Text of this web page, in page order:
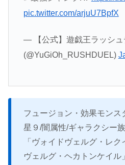
pic.twitter.com/arjuU7BpfX
— 【公式】遊戯王ラッシュ
(@YuGiOh_RUSHDUEL)
フュージョン・効果モンス
星９/闇属性/ギャラクシー
「ヴォイドヴェルグ・レ
ヴェルグ・ヘカトンケイル」